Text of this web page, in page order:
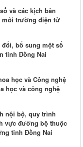
và các kịch bản
môi trường điện tử
đổi, bổ sung một số
tỉnh Đồng Nai
học và Công nghệ
học và công nghệ
nội bộ, quy trình
vực đường bộ thuộc
tỉnh Đồng Nai